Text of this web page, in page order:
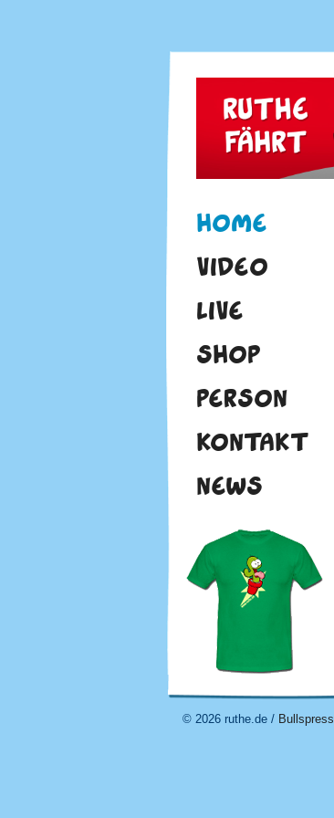
HOME
VIDEO
LIVE
SHOP
PERSON
KONTAKT
NEWS
© 2026 ruthe.de / Bullspress